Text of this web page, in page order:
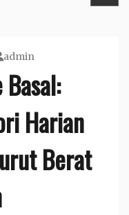
admin
Harian
Berat